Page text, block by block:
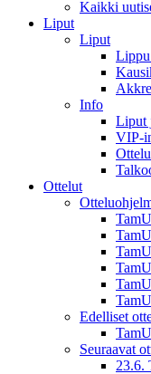
Kaikki
Liput
Liput
Info
Liput
VIP-
Ottelut
TamU
Edelliset
Seuraavat
23.6.